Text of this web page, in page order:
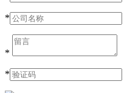
*
*
*